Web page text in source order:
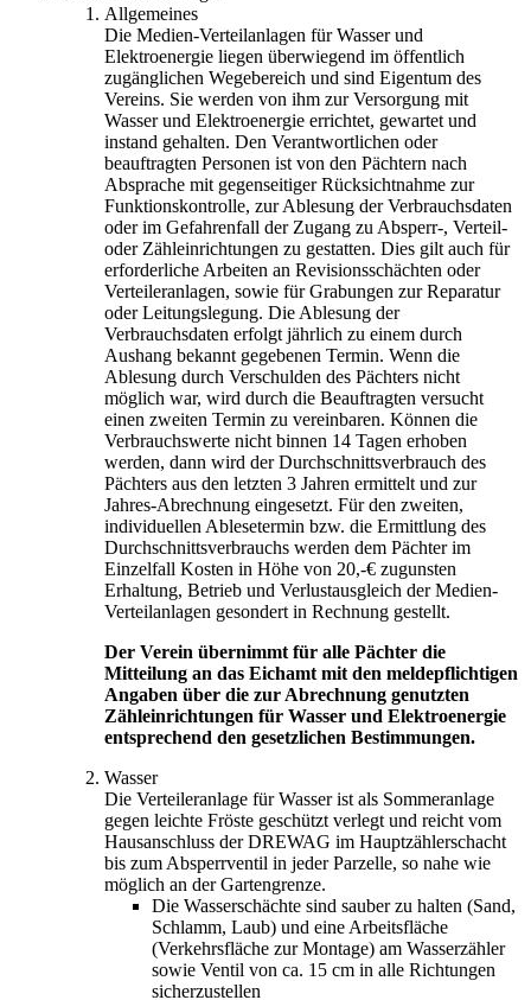
Allgemeines
Die Medien-Verteilanlagen für Wasser und
Elektroenergie liegen überwiegend im öffentlich
zugänglichen Wegebereich und sind Eigentum des
Vereins. Sie werden von ihm zur Versorgung mit
Wasser und Elektroenergie errichtet, gewartet und
instand gehalten. Den Verantwortlichen oder
beauftragten Personen ist von den Pächtern nach
Absprache mit gegenseitiger Rücksichtnahme zur
Funktionskontrolle, zur Ablesung der Verbrauchsdaten
oder im Gefahrenfall der Zugang zu Absperr-, Verteil-
oder Zähleinrichtungen zu gestatten. Dies gilt auch für
erforderliche Arbeiten an Revisionsschächten oder
Verteileranlagen, sowie für Grabungen zur Reparatur
oder Leitungslegung. Die Ablesung der
Verbrauchsdaten erfolgt jährlich zu einem durch
Aushang bekannt gegebenen Termin. Wenn die
Ablesung durch Verschulden des Pächters nicht
möglich war, wird durch die Beauftragten versucht
einen zweiten Termin zu vereinbaren. Können die
Verbrauchswerte nicht binnen 14 Tagen erhoben
werden, dann wird der Durchschnittsverbrauch des
Pächters aus den letzten 3 Jahren ermittelt und zur
Jahres-Abrechnung eingesetzt. Für den zweiten,
individuellen Ablesetermin bzw. die Ermittlung des
Durchschnittsverbrauchs werden dem Pächter im
Einzelfall Kosten in Höhe von 20,-€ zugunsten
Erhaltung, Betrieb und Verlustausgleich der Medien-
Verteilanlagen gesondert in Rechnung gestellt.
Der Verein übernimmt für alle Pächter die
Mitteilung an das Eichamt mit den meldepflichtigen
Angaben über die zur Abrechnung genutzten
Zähleinrichtungen für Wasser und Elektroenergie
entsprechend den gesetzlichen Bestimmungen.
Wasser
Die Verteileranlage für Wasser ist als Sommeranlage
gegen leichte Fröste geschützt verlegt und reicht vom
Hausanschluss der DREWAG im Hauptzählerschacht
bis zum Absperrventil in jeder Parzelle, so nahe wie
möglich an der Gartengrenze.
Die Wasserschächte sind sauber zu halten (Sand,
Schlamm, Laub) und eine Arbeitsfläche
(Verkehrsfläche zur Montage) am Wasserzähler
sowie Ventil von ca. 15 cm in alle Richtungen
sicherzustellen